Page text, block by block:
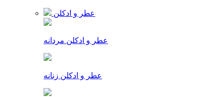
عطر و ادکلن
عطر و ادکلن مردانه
عطر و ادکلن زنانه